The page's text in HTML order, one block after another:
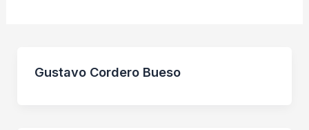
Gustavo Cordero Bueso